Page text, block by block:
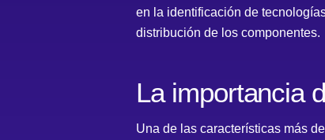
en la identificación de
distribución de los componentes.
La importancia
Una de las características más